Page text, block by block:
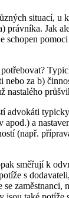
situací, u
právníka. Jak
schopen
nebo za b)
nastalého
advokáti
apod.) a
(např.
směřují k
s
se zaměstnanci,